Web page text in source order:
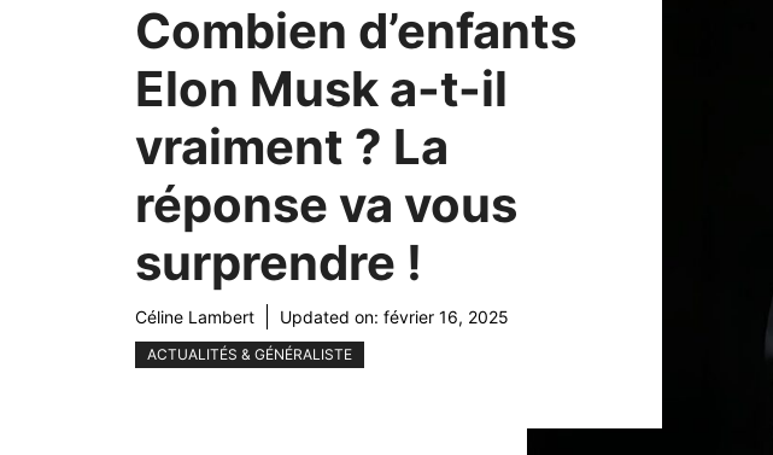
Combien d’enfants
Elon Musk a-t-il
vraiment ? La
réponse va vous
surprendre !
Céline Lambert Updated on: février 16, 2025
ACTUALITÉS & GÉNÉRALISTE